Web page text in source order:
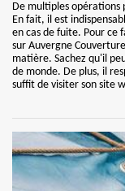
De multiples opérations
En fait, il est
en cas de fuite. Pour ce
sur Auvergne
matière. Sachez qu'il
de monde. De plus, il
suffit de visiter son site